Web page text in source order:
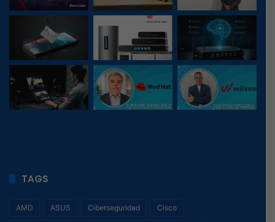
TAGS
AMD ASUS Ciberseguridad Cisco